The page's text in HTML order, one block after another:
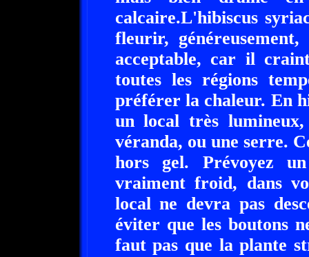
calcaire.L'hibiscus
fleurir,
acceptable, car il
toutes les régions
préférer la chaleur. En
un local très
véranda, ou une serre.
hors gel. Prévoyez
vraiment froid, dans
local ne devra pas
éviter que les boutons
faut pas que la plante